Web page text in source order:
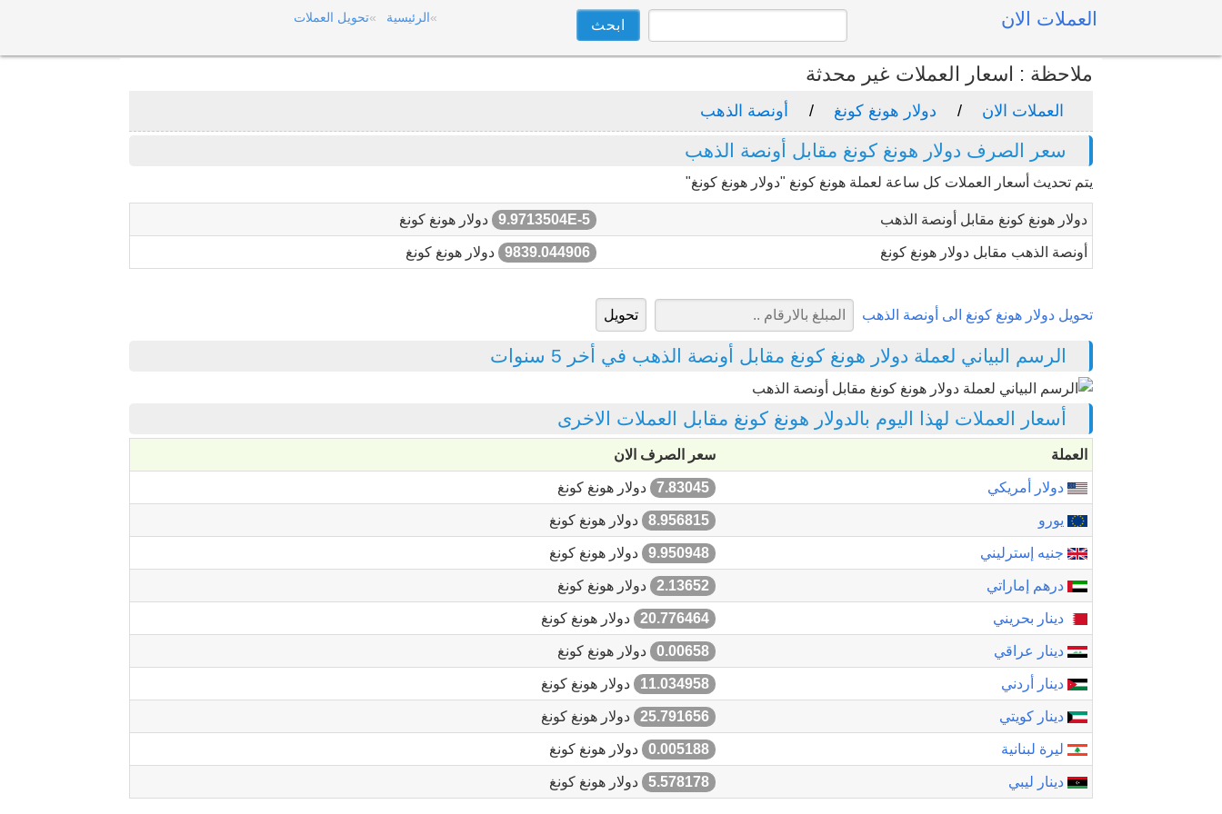
العملات الان الرئيسية تحويل العملات
ملاحظة : اسعار العملات غير محدثة
العملات الان دولار هونغ كونغ أونصة الذهب
سعر الصرف دولار هونغ كونغ مقابل أونصة الذهب
يتم تحديث أسعار العملات كل ساعة لعملة هونغ كونغ "دولار هونغ كونغ"
دولار هونغ كونغ مقابل أونصة الذهب 9.9713504E-5 دولار هونغ كونغ
أونصة الذهب مقابل دولار هونغ كونغ 9839.044906 دولار هونغ كونغ
تحويل دولار هونغ كونغ الى أونصة الذهب
الرسم البياني لعملة دولار هونغ كونغ مقابل أونصة الذهب في أخر 5 سنوات
أسعار العملات لهذا اليوم بالدولار هونغ كونغ مقابل العملات الاخرى
العملة سعر الصرف الان
دولار أمريكي 7.83045 دولار هونغ كونغ
يورو 8.956815 دولار هونغ كونغ
جنيه إسترليني 9.950948 دولار هونغ كونغ
درهم إماراتي 2.13652 دولار هونغ كونغ
دينار بحريني 20.776464 دولار هونغ كونغ
دينار عراقي 0.00658 دولار هونغ كونغ
دينار أردني 11.034958 دولار هونغ كونغ
دينار كويتي 25.791656 دولار هونغ كونغ
ليرة لبنانية 0.005188 دولار هونغ كونغ
دينار ليبي 5.578178 دولار هونغ كونغ